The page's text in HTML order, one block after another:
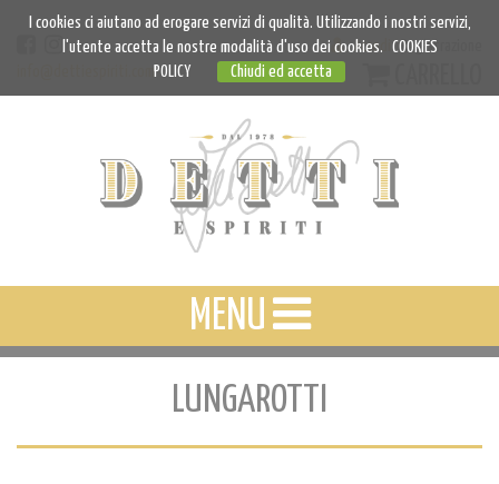
info@dettiespiriti.com
Accedi Registrazione
MENU
LUNGAROTTI
I cookies ci aiutano ad erogare servizi di qualità. Utilizzando i nostri servizi,
l'utente accetta le nostre modalità d'uso dei cookies. COOKIES
POLICY
Chiudi ed accetta